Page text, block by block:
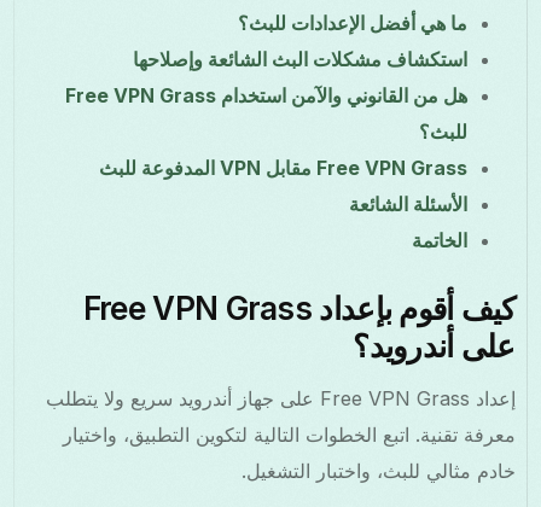
ما هي أفضل الإعدادات للبث؟
استكشاف مشكلات البث الشائعة وإصلاحها
هل من القانوني والآمن استخدام Free VPN Grass
للبث؟
Free VPN Grass مقابل VPN المدفوعة للبث
الأسئلة الشائعة
الخاتمة
كيف أقوم بإعداد Free VPN Grass
على أندرويد؟
إعداد Free VPN Grass على جهاز أندرويد سريع ولا يتطلب
معرفة تقنية. اتبع الخطوات التالية لتكوين التطبيق، واختيار
خادم مثالي للبث، واختبار التشغيل.